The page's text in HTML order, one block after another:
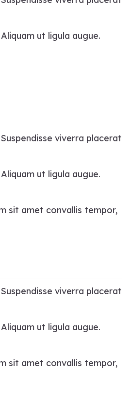
ut ligula augue.
viverra placerat
ut ligula augue.
sit amet convallis tempor,
viverra placerat
ut ligula augue.
sit amet convallis tempor,